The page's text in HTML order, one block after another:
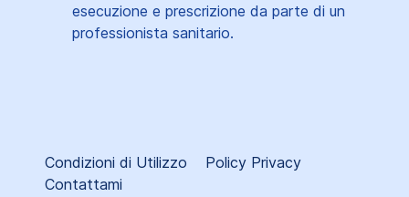
esecuzione e prescrizione da parte di un
professionista sanitario.
Condizioni di Utilizzo
Policy Privacy
Contattami